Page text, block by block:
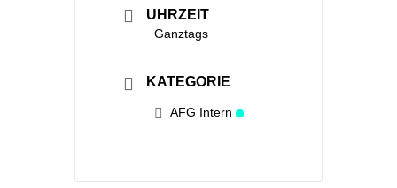
UHRZEIT
Ganztags
KATEGORIE
AFG Intern